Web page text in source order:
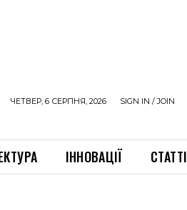
ЧЕТВЕР, 6 СЕРПНЯ, 2026 SIGN IN / JOIN
ІННОВАЦІЇ СТАТТІ